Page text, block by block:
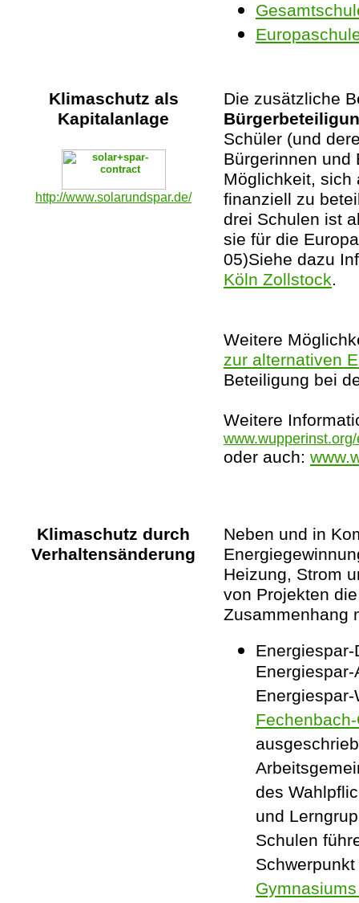
Klimaschutz als
Kapitalanlage
http://www.solarundspar.de/
Die zusätzliche
Schüler (und
Bürgerinnen und
Möglichkeit, sich
finanziell zu
drei Schulen ist
sie für die
05)Siehe dazu
Köln Zollstock.
Weitere
zur alternativen
Beteiligung bei
Weitere
oder auch:
Klimaschutz durch
Verhaltensänderung
Neben und in
Heizung, Strom
von Projekten
Zusammenhang
des
und
Schulen